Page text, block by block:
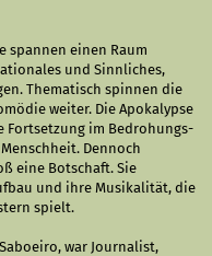
spannen einen Raum
und Sinnliches,
Thematisch spinnen die
weiter. Die Apokalypse
Fortsetzung im Bedrohungs­
Dennoch
eine Botschaft. Sie
und ihre Musikalität, die
spielt.
war Journalist,